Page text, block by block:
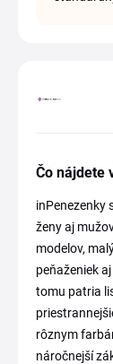
Čo nájdete
inPenezenky
ženy aj
modelov,
peňaženiek
tomu patria
rôznym
náročnejší